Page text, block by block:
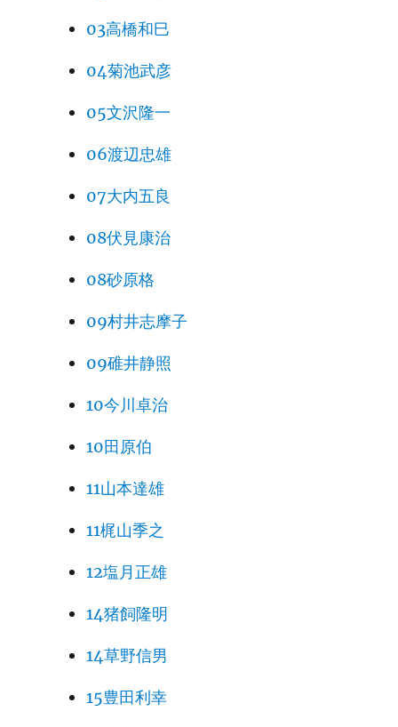
03高橋和巳
04菊池武彦
05文沢隆一
06渡辺忠雄
07大内五良
08伏見康治
08砂原格
09村井志摩子
09碓井静照
10今川卓治
10田原伯
11山本達雄
11梶山季之
12塩月正雄
14猪飼隆明
14草野信男
15豊田利幸